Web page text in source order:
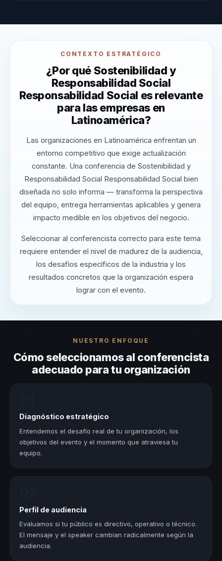
CONTEXTO ESTRATÉGICO
¿Por qué Sostenibilidad y
Responsabilidad Social
Responsabilidad Social es relevante
para las empresas en
Latinoamérica?
Las organizaciones en Latinoamérica enfrentan un
entorno competitivo que exige actualización
constante. Una conferencia de Sostenibilidad y
Responsabilidad Social Responsabilidad Social bien
diseñada no solo informa — transforma la perspectiva
del equipo, entrega herramientas aplicables y genera
impacto medible en los objetivos del negocio.
Seleccionar al conferencista correcto para este tema
requiere entender el nivel de madurez de la audiencia,
los desafíos específicos de la industria y los
resultados concretos que la organización espera
lograr con el evento.
NUESTRO ENFOQUE
Cómo seleccionamos al conferencista
adecuado para tu organización
Diagnóstico estratégico
Entendemos el desafío real de tu organización, los
objetivos del evento y el momento que atraviesa tu
equipo.
Perfil de audiencia
Evaluamos si tu público es directivo, operativo o técnico.
El mensaje y el speaker cambian radicalmente según la
audiencia.